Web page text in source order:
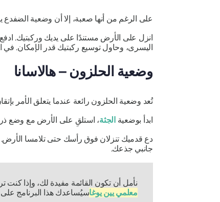
على الرغم من أنها صعبة، إلا أن وضعية الضفدع
اليسرى، وحاول توسيع ركبتيك قدر الإمكان.
وضعية الحلزون –هالاسانا
تُعد وضعية الحلزون رائعة عندما يتعلق الأمر
ابدأ بوضعية الجثة، استلقِ على الأرض مع وضع
دع قدميك تنزلان فوق رأسك حتى تلامسا
جانبي جذعك.
نأمل أن تكون القائمة مفيدة لك، وإذا
معلمي يين يوغاسيُساعدك هذا البرنامج على